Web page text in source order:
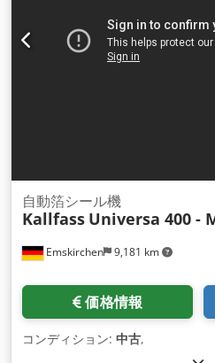
トル） 4x6（0.5Lボトル） グリ
トル用（対応可能）。 Dksdol
Emskirchen 9,181 km
自動箔シール機
Kallfass Universa 400 -
価格情報
コンディション: 中古,